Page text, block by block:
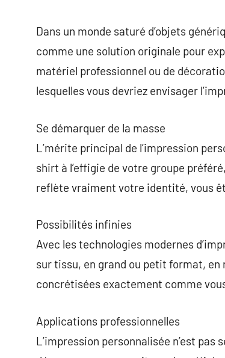
Dans un monde saturé d’objets
comme une solution originale pour
matériel professionnel ou de
lesquelles vous devriez envisager
Se démarquer de la masse
L’mérite principal de l’impression
shirt à l’effigie de votre groupe
reflète vraiment votre identité, vous
Possibilités infinies
Avec les technologies modernes
sur tissu, en grand ou petit format,
concrétisées exactement comme
Applications professionnelles
L’impression personnalisée n’est